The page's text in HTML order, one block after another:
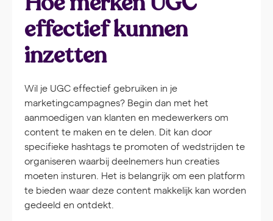
effectief kunnen
inzetten
Wil je UGC effectief gebruiken in je
marketingcampagnes? Begin dan met het
aanmoedigen van klanten en medewerkers om
content te maken en te delen. Dit kan door
specifieke hashtags te promoten of wedstrijden te
organiseren waarbij deelnemers hun creaties
moeten insturen. Het is belangrijk om een platform
te bieden waar deze content makkelijk kan worden
gedeeld en ontdekt.